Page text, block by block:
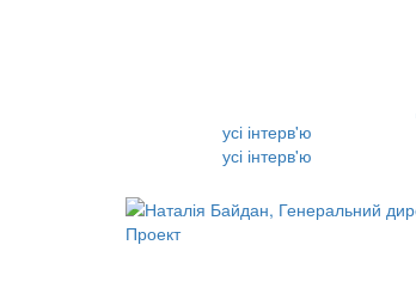
усі інтерв'ю
усі інтерв'ю